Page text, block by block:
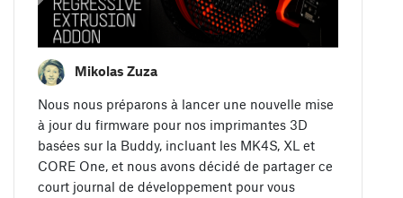
Mikolas Zuza
Nous nous préparons à lancer une nouvelle mise
à jour du firmware pour nos imprimantes 3D
basées sur la Buddy, incluant les MK4S, XL et
CORE One, et nous avons décidé de partager ce
court journal de développement pour vous